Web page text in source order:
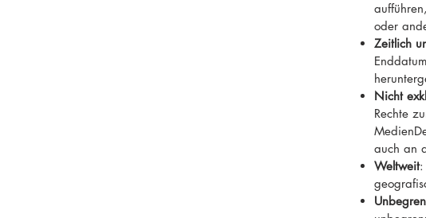
oder
Zeitlich
Nicht
Rechte
auch an
Weltweit: